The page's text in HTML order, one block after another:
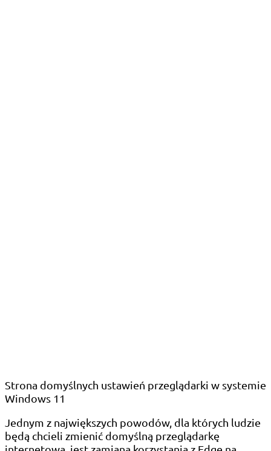
Strona domyślnych ustawień przeglądarki w systemie
Windows 11
Jednym z największych powodów, dla których ludzie
będą chcieli zmienić domyślną przeglądarkę